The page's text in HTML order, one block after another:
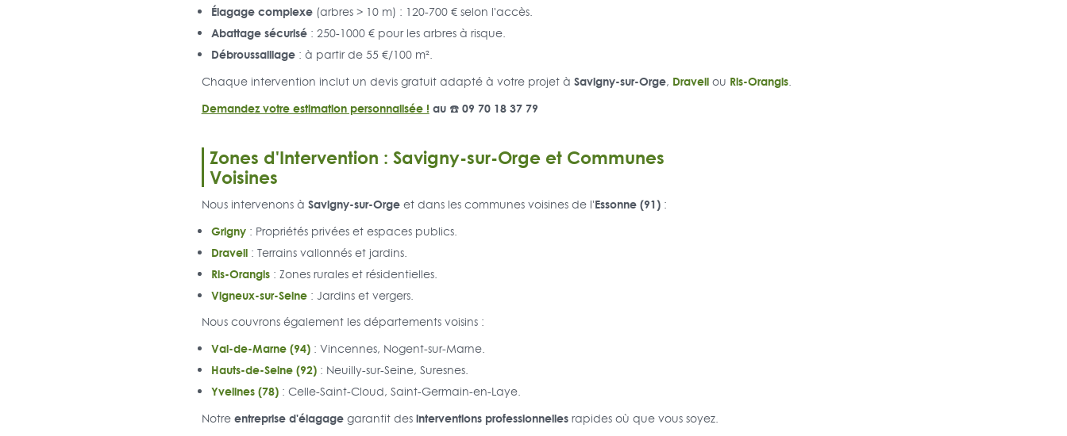
Élagage complexe(arbres > 10 m) : 120-700 € selon l'accès.
Abattage sécurisé: 250-1000 € pour les arbres à risque.
Débroussaillage: à partir de 55 €/100 m².
Chaque intervention inclut un devis gratuit adapté à votre projet à Savigny-sur-Orge, Draveilou Ris-Orangis.
Demandez votre estimation personnalisée ! au ☎️ 09 70 18 37 79
Zones d'Intervention : Savigny-sur-Orge et Communes
Voisines
Nous intervenons à Savigny-sur-Orgeet dans les communes voisines de l'Essonne (91):
Grigny: Propriétés privées et espaces publics.
Draveil: Terrains vallonnés et jardins.
Ris-Orangis: Zones rurales et résidentielles.
Vigneux-sur-Seine: Jardins et vergers.
Nous couvrons également les départements voisins :
Val-de-Marne (94): Vincennes, Nogent-sur-Marne.
Hauts-de-Seine (92): Neuilly-sur-Seine, Suresnes.
Yvelines (78): Celle-Saint-Cloud, Saint-Germain-en-Laye.
Notre entreprise d'élagagegarantit des interventions professionnellesrapides où que vous soyez.